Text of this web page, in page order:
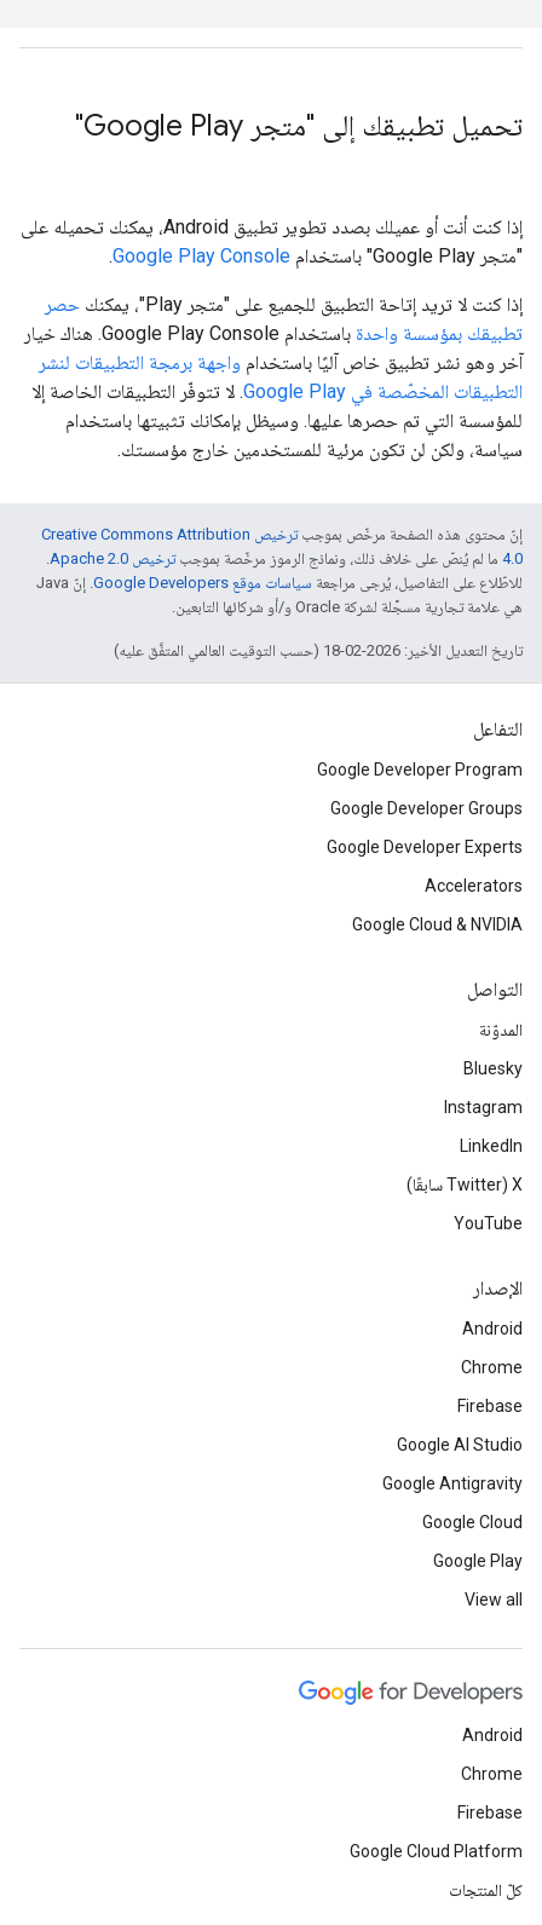
تحميل تطبيقك إلى "متجر Google Play"
إذا كنت أنت أو عميلك بصدد تطوير تطبيق Android، يمكنك تحميله على
"متجر Google Play" باستخدام
Google Play Console
.
إذا كنت لا تريد إتاحة التطبيق للجميع على "متجر Play"، يمكنك
حصر
تطبيقك بمؤسسة واحدة
باستخدام Google Play Console. هناك خيار
آخر وهو نشر تطبيق خاص آليًا باستخدام واجهة برمجة التطبيقات لنشر
التطبيقات المخصّصة في Google Play
. لا تتوفّر التطبيقات الخاصة إلا
للمؤسسة التي تم حصرها عليها. وسيظل بإمكانك تثبيتها باستخدام
سياسة، ولكن لن تكون مرئية للمستخدمين خارج مؤسستك.
إنّ محتوى هذه الصفحة مرخّص بموجب
ترخيص Creative Commons Attribution
4.0‏ ما لم يُنصّ على خلاف ذلك، ونماذج الرموز مرخّصة بموجبترخيص Apache 2.0‏
.
للاطّلاع على التفاصيل، يُرجى مراجعة سياسات موقع Google Developers‏
. إنّ Java
هي علامة تجارية مسجَّلة لشركة Oracle و/أو شركائها التابعين.
تاريخ التعديل الأخير: 2026-02-18 (حسب التوقيت العالمي المتفَّق عليه)
التفاعل
Google Developer Program
Google Developer Groups
Google Developer Experts
Accelerators
Google Cloud & NVIDIA
التواصل
المدوّنة
Bluesky
Instagram
LinkedIn
‫X ‏(Twitter سابقًا)
YouTube
الإصدار
Android
Chrome
Firebase
Google AI Studio
Google Antigravity
Google Cloud
Google Play
View all
Android
Chrome
Firebase
Google Cloud Platform
كلّ المنتجات